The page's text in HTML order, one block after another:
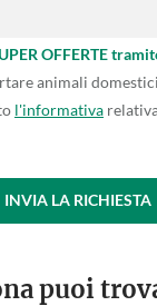
OFFERTE
animali domestici
l'informativa
INVIA LA RICHIESTA
puoi